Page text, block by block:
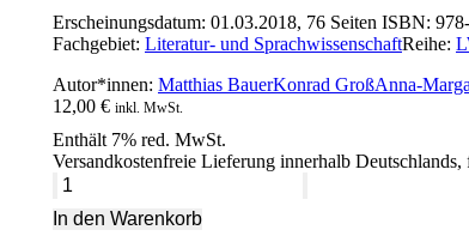
Erscheinungsdatum: 01.03.2018, 76 Seiten ISBN:
Fachgebiet: Literatur- und SprachwissenschaftReihe:
Autor*innen: Matthias BauerKonrad GroßAnna-
12,00 € inkl. MwSt.
Enthält 7% red. MwSt.
Versandkostenfreie Lieferung innerhalb Deutschlands,
Literatur
Wissenschaft
In den Warenkorb